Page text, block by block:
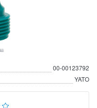
00-00123792
YATO